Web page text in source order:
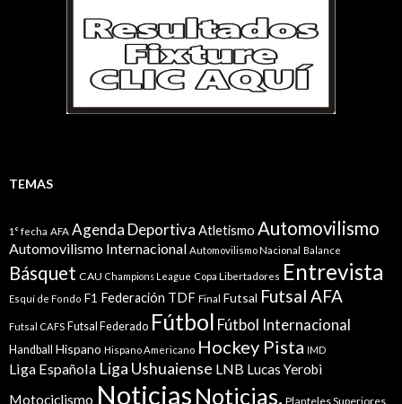
TEMAS
1° fecha AFA Agenda Deportiva Atletismo Automovilismo
Automovilismo Internacional Automovilismo Nacional Balance
Básquet CAU Champions League Copa Libertadores Entrevista
Esquí de Fondo F1 Federación TDF Final Futsal Futsal AFA
Futsal CAFS Futsal Federado Fútbol Fútbol Internacional
Handball Hispano Hispano Americano Hockey Pista IMD
Liga Española Liga Ushuaiense LNB Lucas Yerobi
Motociclismo Noticias Noticias. Planteles Superiores